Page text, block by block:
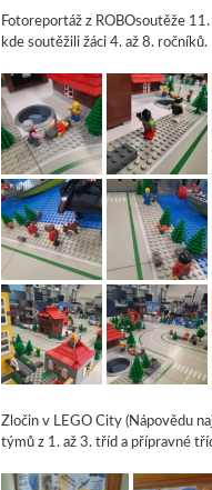
Fotoreportáž z ROBOsoutěže
kde soutěžili žáci 4. až 8. ročníků.
Zločin v LEGO City (Nápovědu
týmů z 1. až 3. tříd a přípravné